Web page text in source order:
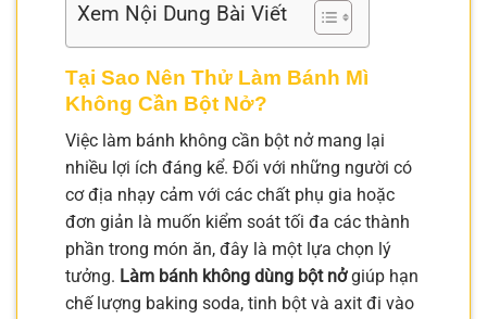
Xem Nội Dung Bài Viết
Tại Sao Nên Thử Làm Bánh Mì
Không Cần Bột Nở?
Việc làm bánh không cần bột nở mang lại
nhiều lợi ích đáng kể. Đối với những người có
cơ địa nhạy cảm với các chất phụ gia hoặc
đơn giản là muốn kiểm soát tối đa các thành
phần trong món ăn, đây là một lựa chọn lý
tưởng. Làm bánh không dùng bột nởgiúp hạn
chế lượng baking soda, tinh bột và axit đi vào